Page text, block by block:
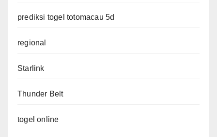
prediksi togel totomacau 5d
regional
Starlink
Thunder Belt
togel online